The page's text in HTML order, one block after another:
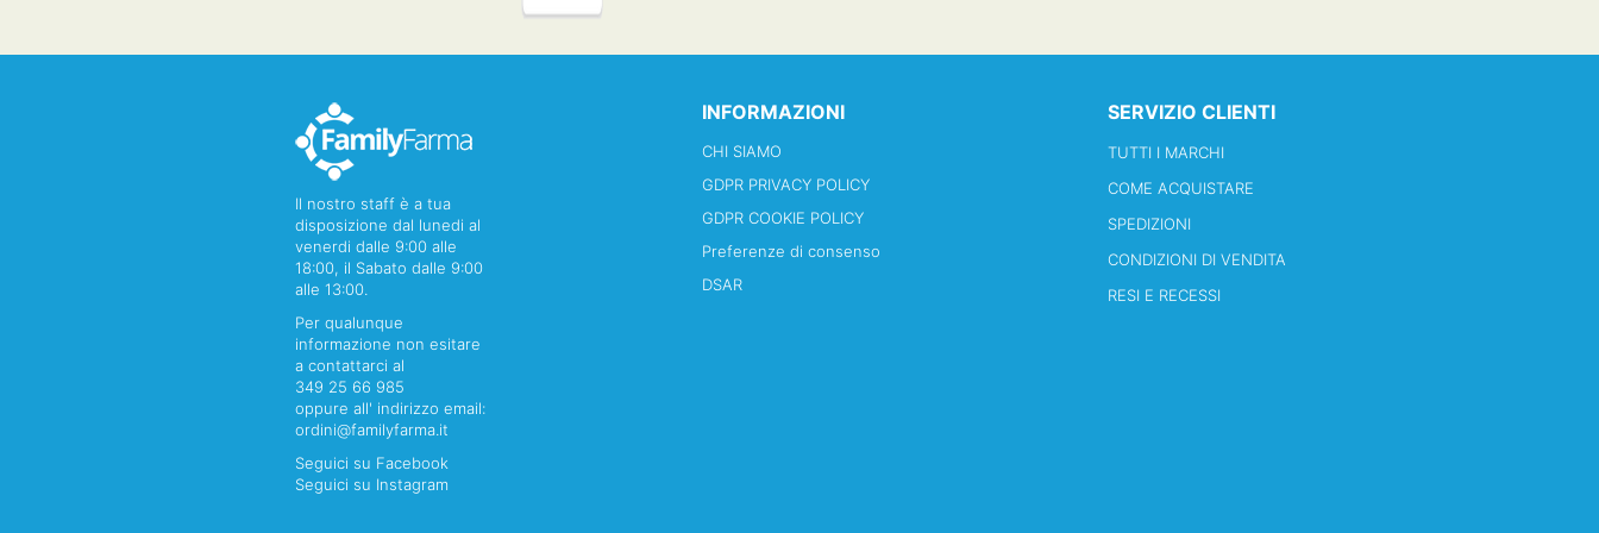
Il nostro staff è a tua
disposizione dal lunedi al
venerdi dalle 9:00 alle
18:00, il Sabato dalle 9:00
alle 13:00.
Per qualunque
informazione non esitare
a contattarci al
349 25 66 985
oppure all' indirizzo email:
ordini@familyfarma.it
Seguici su Facebook
Seguici su Instagram
INFORMAZIONI
CHI SIAMO
GDPR PRIVACY POLICY
GDPR COOKIE POLICY
Preferenze di consenso
DSAR
SERVIZIO CLIENTI
TUTTI I MARCHI
COME ACQUISTARE
SPEDIZIONI
CONDIZIONI DI VENDITA
RESI E RECESSI